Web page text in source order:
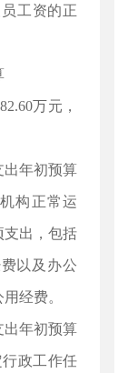
工资的正
万元，
出年初预算
构正常运
支出，包括
以及办公
经费。
出年初预算
政工作任